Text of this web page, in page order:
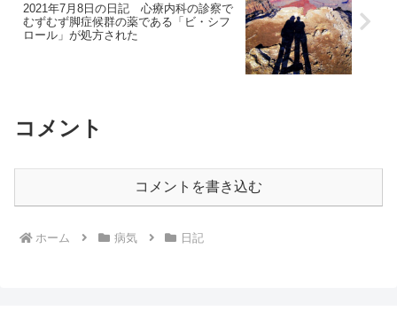
2021年7月8日の日記 心療内科の診察で
むずむず脚症候群の薬である「ビ・シフ
ロール」が処方された
コメント
コメントを書き込む
ホーム 病気 日記